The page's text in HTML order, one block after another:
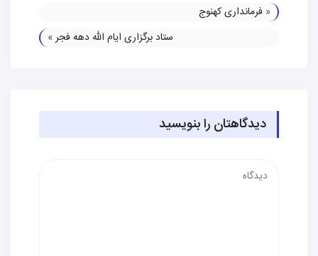
« فرمانداری کهنوج
ستاد برگزاری ایام الله دهه فجر»
دیدگاهتان را بنویسید